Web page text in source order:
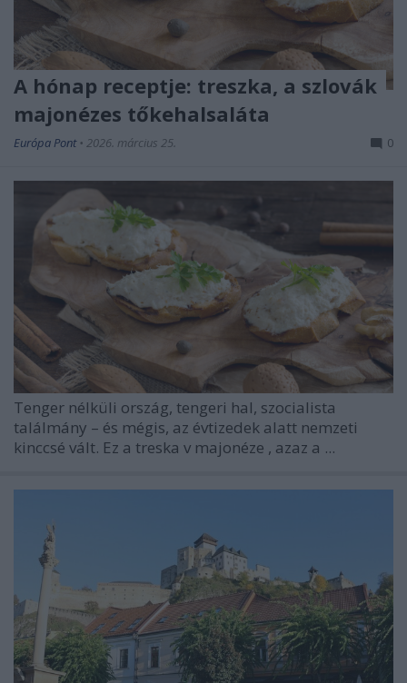
A hónap receptje: treszka, a szlovák
majonézes tőkehalsaláta
Európa Pont • 2026. március 25. 0
Tenger nélküli ország, tengeri hal, szocialista
találmány – és mégis, az évtizedek alatt nemzeti
kinccsé vált. Ez a treska v majonéze , azaz a ...